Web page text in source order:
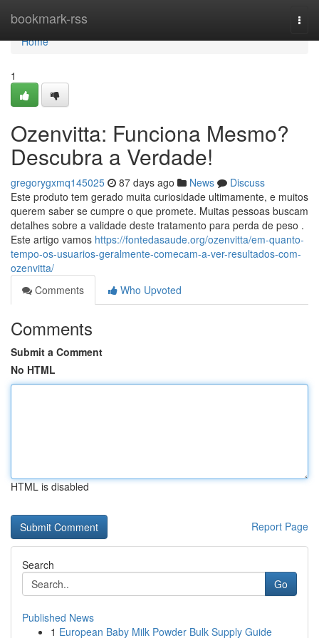
bookmark-rss
Home
Home
1
Ozenvitta: Funciona Mesmo?
Descubra a Verdade!
gregorygxmq145025 87 days ago News
Discuss
Este produto tem gerado muita curiosidade ultimamente, e muitos
querem saber se cumpre o que promete. Muitas pessoas buscam
detalhes sobre a validade deste tratamento para perda de peso .
Este artigo vamos https://fontedasaude.org/ozenvitta/em-quanto-
tempo-os-usuarios-geralmente-comecam-a-ver-resultados-com-
ozenvitta/
Comments
Who Upvoted
Comments
Submit a Comment
No HTML
HTML is disabled
Report Page
Search
Go
Published News
1 European Baby Milk Powder Bulk Supply Guide